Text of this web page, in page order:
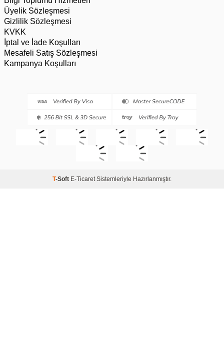
Üyelik Sözleşmesi
Gizlilik Sözleşmesi
KVKK
İptal ve İade Koşulları
Mesafeli Satış Sözleşmesi
Kampanya Koşulları
T-Soft E-Ticaret Sistemleriyle Hazırlanmıştır.